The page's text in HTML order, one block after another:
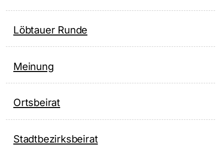
Löbtauer Runde
Meinung
Ortsbeirat
Stadtbezirksbeirat